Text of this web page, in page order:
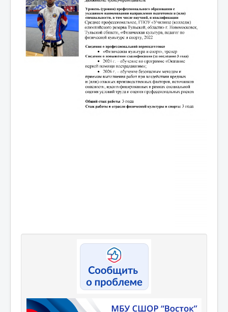
Мероприятия
Контакты
Родителям
Группа в VK
Противодействие коррупции
Антитеррористическая деятельность